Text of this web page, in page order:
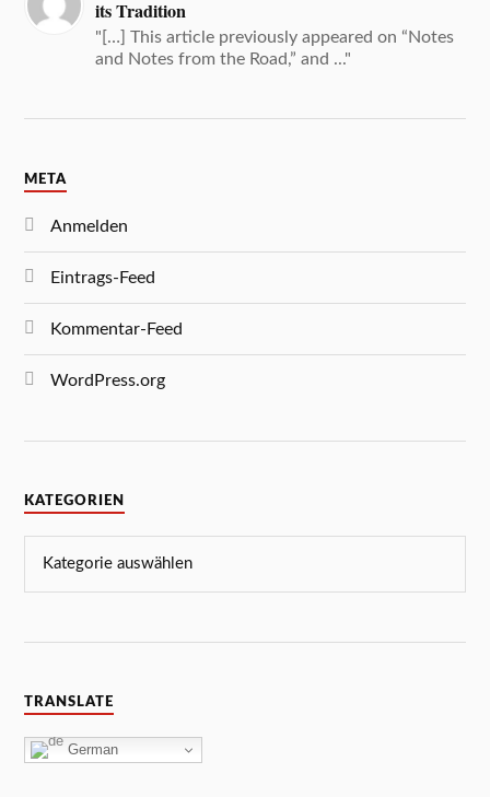
its Tradition
"[…] This article previously appeared on “Notes
and Notes from the Road,” and ..."
META
Anmelden
Eintrags-Feed
Kommentar-Feed
WordPress.org
KATEGORIEN
TRANSLATE
German